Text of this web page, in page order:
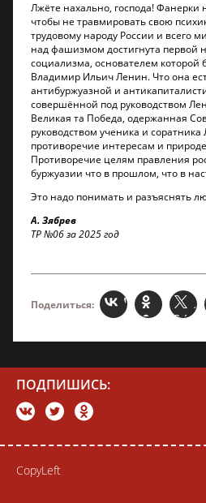
Лжёте нахально, господа! Фанерки
чтобы не травмировать свою
трудовому народу России и всего
над фашизмом достигнута первой
социализма, основателем которой
Владимир Ильич Ленин. Что она
антибуржуазной и
совершённой под руководством
Великая та Победа, одержанная
руководством ученика и
противоречие интересам и
Противоречие целям правления
буржуазии что в прошлом, что в
Это надо понимать и разъяснять
А. Зябрев
ТР №06 за 2025 год
Поделиться:
ПОДПИШИСЬ:
CopyLeft